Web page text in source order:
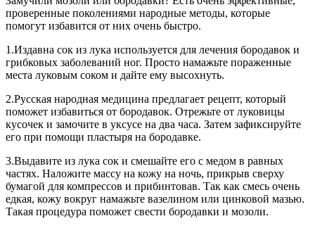
проверенные поколениями народные методы, которые
помогут избавится от них очень быстро.
1.Издавна сок из лука используется для лечения бородавок и
грибковых заболеваний ног. Просто намажьте пораженные
места луковым соком и дайте ему высохнуть.
2.Русская народная медицина предлагает рецепт, который
поможет избавиться от бородавок. Отрежьте от луковицы
кусочек и замочите в уксусе на два часа. Затем зафиксируйте
его при помощи пластыря на бородавке.
3.Выдавите из лука сок и смешайте его с медом в равных
частях. Наложите массу на кожу на ночь, прикрыв сверху
бумагой для компрессов и прибинтовав. Так как смесь очень
едкая, кожу вокруг намажьте вазелином или цинковой мазью.
Такая процедура поможет свести бородавки и мозоли.